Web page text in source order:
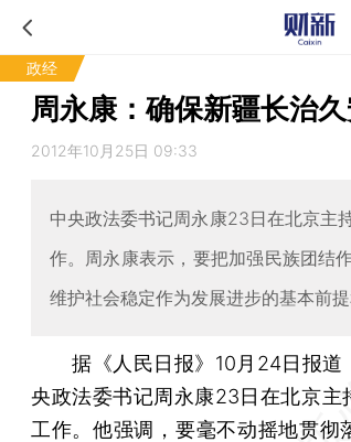
政经
周永康：确保新疆长治
2012年10月25日 09:33
中央政法委书记周永康23日在北京主
作。周永康表示，要把加强民族团结
维护社会稳定作为发展进步的基本前
据《人民日报》10月24日报道
央政法委书记周永康23日在北京主
工作。他强调，要毫不动摇地贯彻